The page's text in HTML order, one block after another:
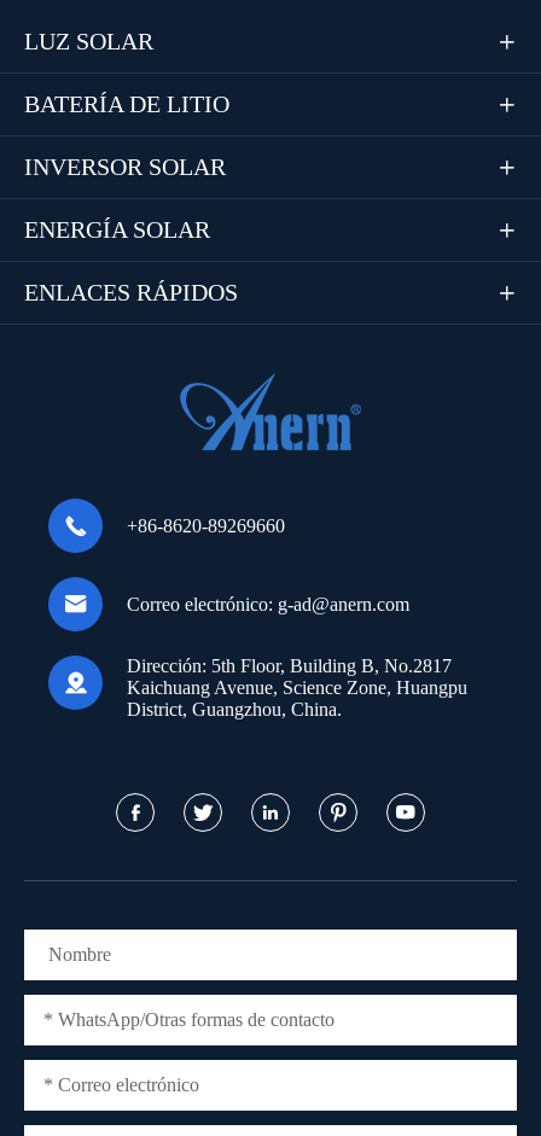
LUZ SOLAR 
BATERÍA DE LITIO 
INVERSOR SOLAR 
ENERGÍA SOLAR 
ENLACES RÁPIDOS 
 +86-8620-89269660
 Correo electrónico: g-ad@anern.com

Dirección: 5th Floor, Building B, No.2817
Kaichuang Avenue, Science Zone, Huangpu
District, Guangzhou, China.
    